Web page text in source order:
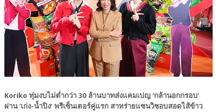
Koriko ทุ่มงบไม่ต่ำกว่า 30 ล้านบาทส่งแคมเปญ ‘กล้านอกกรอบ’
ผ่าน ‘เก่ง-น้ำปิง’ พรีเซ็นเตอร์คู่แรก สาหร่ายแซนวิชอบสอดไส้ข้าว